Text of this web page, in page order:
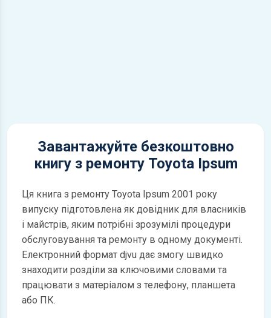
Завантажуйте безкоштовно
книгу з ремонту Toyota Ipsum
Ця книга з ремонту Toyota Ipsum 2001 року
випуску підготовлена як довідник для власників
і майстрів, яким потрібні зрозумілі процедури
обслуговування та ремонту в одному документі.
Електронний формат djvu дає змогу швидко
знаходити розділи за ключовими словами та
працювати з матеріалом з телефону, планшета
або ПК.